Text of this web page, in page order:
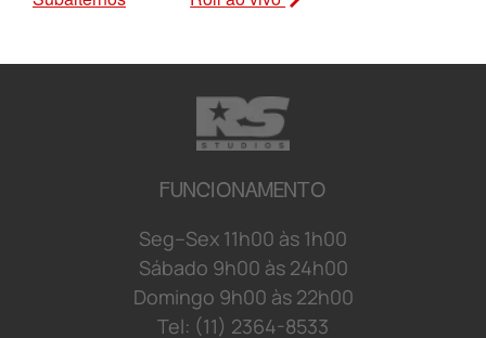
FUNCIONAMENTO
Seg–Sex 11h00 às 1h00
Sábado 9h00 às 24h00
Domingo 9h00 às 22h00
Tel: (11) 2364-8533